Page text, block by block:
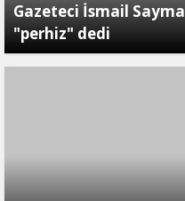
Gazeteci İsmail
"perhiz" dedi